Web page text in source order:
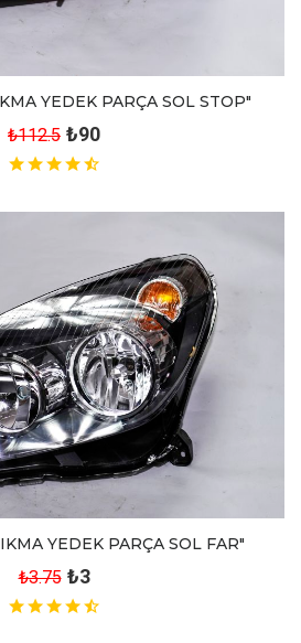
YEDEK PARÇA SOL STOP"
₺112.5 ₺90
YEDEK PARÇA SOL FAR"
₺3.75 ₺3